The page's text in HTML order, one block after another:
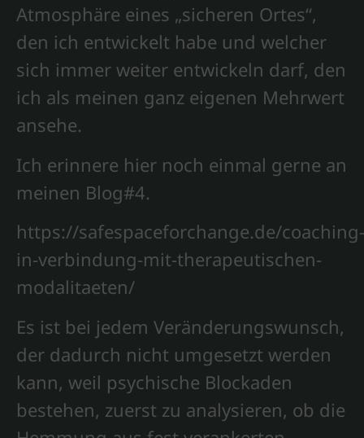
Atmosphäre eines „sicheren Ortes“,
den ich entwickelt habe und welcher
sich immer weiter entwickeln darf, den
ich als meinen ganz eigenen Mehrwert
ansehe.
Ich erinnere hier noch einmal gerne an
meinen Blog#4.
https://safespaceforchange.de/coaching-
in-verbindung-mit-therapeutischen-
modalitaeten/
Es ist bei jedem Veränderungswunsch,
der dadurch nicht umgesetzt werden
kann, weil psychische Blockaden
bestehen, zuerst zu analysieren, ob die